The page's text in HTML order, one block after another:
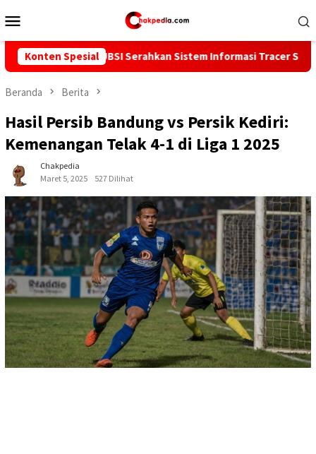
ke
Mobile
Konten Spesial
Serahkan Sistem Informasi Tracer Study Berbasis Web
Beranda Berita
Hasil Persib Bandung vs Persik Kediri:
Kemenangan Telak 4-1 di Liga 1 2025
Chakpedia
Maret 5, 2025
527 Dilihat